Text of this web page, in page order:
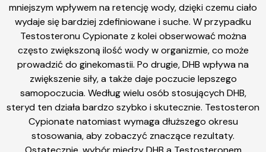
mniejszym wpływem na retencję wody, dzięki czemu ciało
wydaje się bardziej zdefiniowane i suche. W przypadku
Testosteronu Cypionate z kolei obserwować można
często zwiększoną ilość wody w organizmie, co może
prowadzić do ginekomastii. Po drugie, DHB wpływa na
zwiększenie siły, a także daje poczucie lepszego
samopoczucia. Według wielu osób stosujących DHB,
steryd ten działa bardzo szybko i skutecznie. Testosteron
Cypionate natomiast wymaga dłuższego okresu
stosowania, aby zobaczyć znaczące rezultaty.